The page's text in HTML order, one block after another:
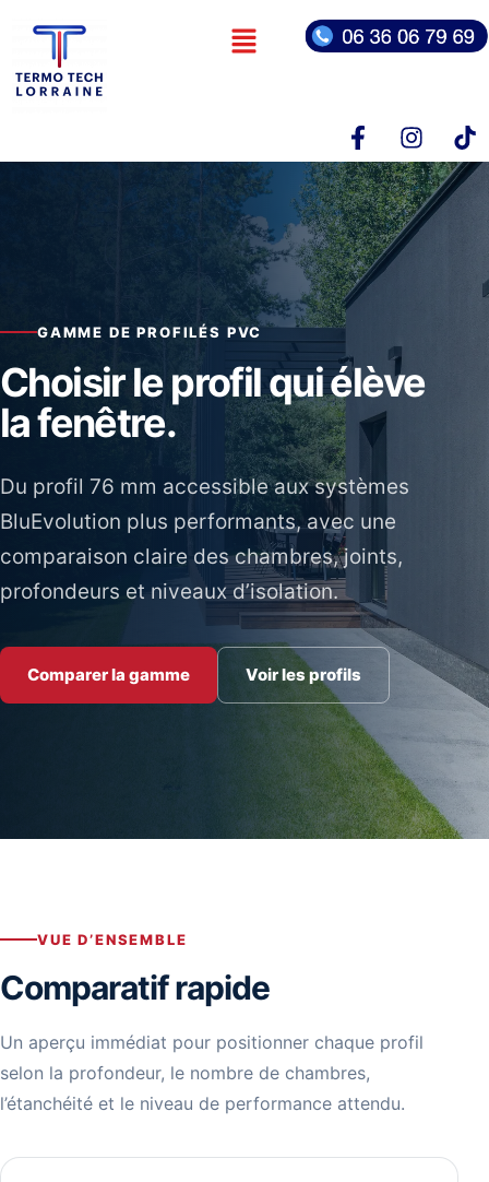
GAMME DE PROFILÉS PVC
Choisir le profil qui élève
la fenêtre.
Du profil 76 mm accessible aux systèmes
BluEvolution plus performants, avec une
comparaison claire des chambres, joints,
profondeurs et niveaux d’isolation.
Comparer la gamme Voir les profils
VUE D’ENSEMBLE
Comparatif rapide
Un aperçu immédiat pour positionner chaque profil
selon la profondeur, le nombre de chambres,
l’étanchéité et le niveau de performance attendu.